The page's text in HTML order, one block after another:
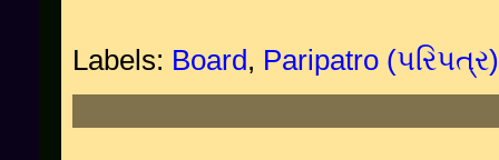
Labels: Board, Paripatro (પરિપત્ર)